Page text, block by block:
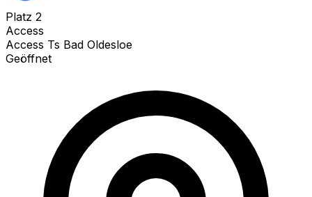
Platz 2
Access
Access Ts Bad Oldesloe
Geöffnet